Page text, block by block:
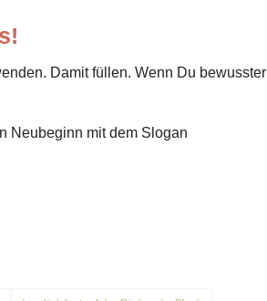
Damit füllen. Wenn Du bewusster
Neubeginn mit dem Slogan